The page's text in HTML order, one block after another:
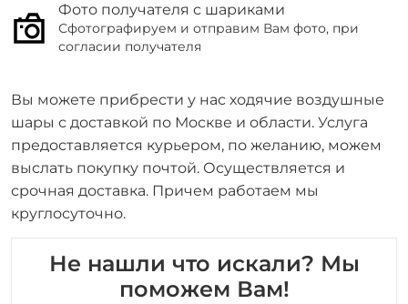
Фото получателя с шариками
Сфотографируем и отправим Вам фото, при
согласии получателя
Вы можете прибрести у нас ходячие воздушные
шары с доставкой по Москве и области. Услуга
предоставляется курьером, по желанию, можем
выслать покупку почтой. Осуществляется и
срочная доставка. Причем работаем мы
круглосуточно.
Не нашли что искали? Мы
поможем Вам!